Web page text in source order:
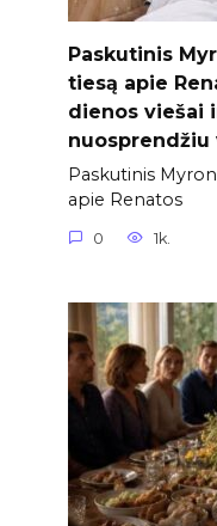
Paskutinis
tiesą apie
dienos viešai
Paskutinis
apie Renatos
0 1k.